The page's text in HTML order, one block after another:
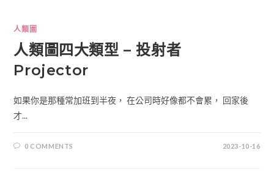
人類圖
人類圖四大類型 – 投射者
Projector
如果你是那種常加班到半夜， 在公司時好像都不會累， 回家後
才...
0 COMMENTS 2023-10-16